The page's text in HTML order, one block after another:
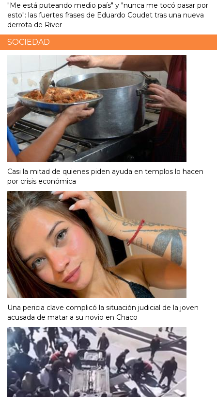
"Me está puteando medio país" y "nunca me tocó pasar por
esto": las fuertes frases de Eduardo Coudet tras una nueva
derrota de River
SOCIEDAD
Casi la mitad de quienes piden ayuda en templos lo hacen
por crisis económica
Una pericia clave complicó la situación judicial de la joven
acusada de matar a su novio en Chaco